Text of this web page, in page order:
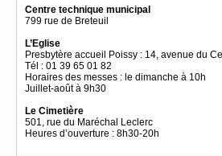
Centre technique municipal
799 rue de Breteuil
L’Eglise
Presbytère accueil Poissy : 14, avenue du
Tél : 01 39 65 01 82
Horaires des messes : le dimanche à 10h
Juillet-août à 9h30
Le Cimetière
501, rue du Maréchal Leclerc
Heures d’ouverture : 8h30-20h